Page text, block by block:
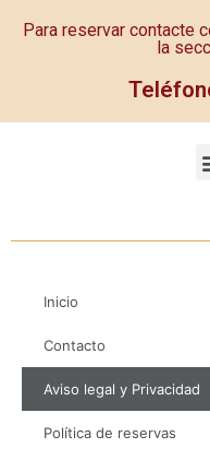
Para reservar contacte
la
Inicio
Contacto
Aviso legal y Privacidad
Política de reservas